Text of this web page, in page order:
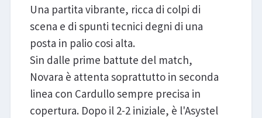
Una partita vibrante, ricca di colpi di
scena e di spunti tecnici degni di una
posta in palio cosi alta.
Sin dalle prime battute del match,
Novara è attenta soprattutto in seconda
linea con Cardullo sempre precisa in
copertura. Dopo il 2-2 iniziale, è l'Asystel